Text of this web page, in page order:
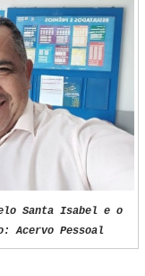
Santa Isabel e o
Acervo Pessoal